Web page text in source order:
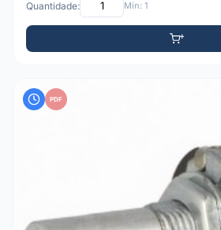
Quantidade: Mín: 1
PDF